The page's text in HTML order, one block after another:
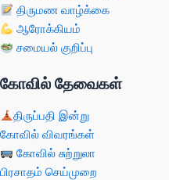
திருமண வாழ்க்கை
ஆரோக்கியம்
சமையல் குறிப்பு
கோவில் தேவைகள்
திருப்பதி இன்று
கோவில் விவரங்கள்
கோவில் சுற்றுலா
பிரசாதம் செய்முறை